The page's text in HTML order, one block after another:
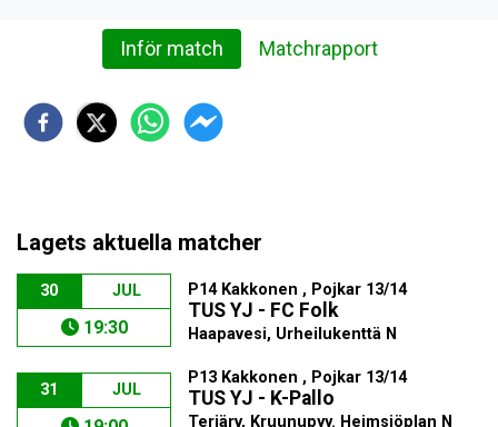
Inför match Matchrapport
Lagets aktuella matcher
30 JUL
19:30
P14 Kakkonen , Pojkar 13/14
TUS YJ - FC Folk
Haapavesi, Urheilukenttä N
31 JUL
P13 Kakkonen , Pojkar 13/14
TUS YJ - K-Pallo
Terjärv, Kruunupyy. Heimsjöplan N